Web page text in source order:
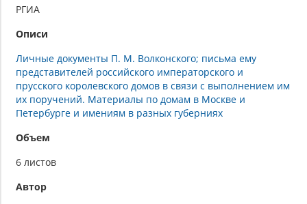
РГИА
Описи
Личные документы П. М. Волконского; письма ему
представителей российского императорского и
прусского королевского домов в связи с выполнением им
их поручений. Материалы по домам в Москве и
Петербурге и имениям в разных губерниях
Объем
6 листов
Автор